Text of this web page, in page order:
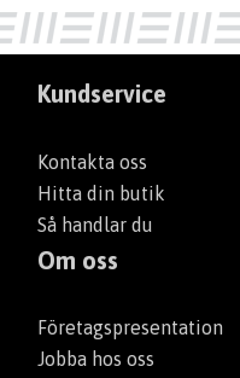
Verktyg
Kundservice
Kontakta oss
Hitta din butik
Så handlar du
Om oss
Företagspresentation
Jobba hos oss